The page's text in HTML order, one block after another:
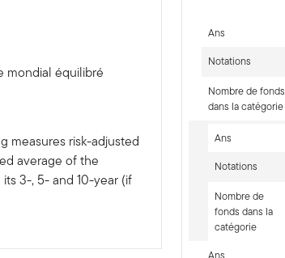
mondial équilibré
measures risk-adjusted
average of the
3-, 5- and 10-year (if
Ans
Notations
Nombre de fonds
dans la catégorie
Ans
Notations
Nombre de
fonds dans la
catégorie
Ans